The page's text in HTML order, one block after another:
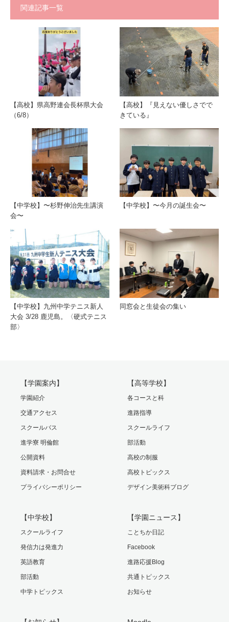
関連記事一覧
【高校】県高野連会長杯県大会
（6/8）
【高校】『見えない優しさでで
きている』
【中学校】〜杉野伸治先生講演
会〜
【中学校】〜今月の誕生会〜
【中学校】九州中学テニス新人
大会 3/28 鹿児島。〈硬式テニス
部〉
同窓会と生徒会の集い
【学園案内】
学園紹介
交通アクセス
スクールバス
進学寮 明倫館
公開資料
資料請求・お問合せ
プライバシーポリシー
【高等学校】
各コースと科
進路指導
スクールライフ
部活動
高校の制服
高校トピックス
デザイン美術科ブログ
【中学校】
スクールライフ
発信力は発進力
英語教育
部活動
中学トピックス
【学園ニュース】
ことちか日記
Facebook
進路応援Blog
共通トピックス
お知らせ